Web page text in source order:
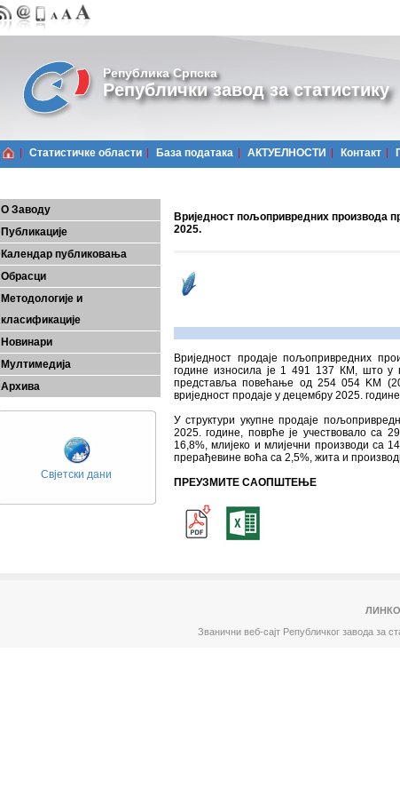
Република Српска
Републички завод за статистику
Статистичке области Базa података АКТУЕЛНОСТИ Контакт
О Заводу
Публикације
Календар публиковања
Обрасци
Методологије и
класификације
Новинари
Мултимедија
Архива
Свјетски дани
Вриједност пољопривредних производа
2025.
Вриједност продаjе пољопривредних
године износила је 1 491 137 КМ, што у
представља повећање од 254 054 KМ
вриједност продаје у децембру 2025.
У структури укупне продаје
2025. године, поврће je учествовало са
16,8%, млијеко и млијечни производи са
прерађевине воћа са 2,5%, жита и
ПРЕУЗМИТЕ САОПШТЕЊЕ
Званични веб-сајт Републичког завода за